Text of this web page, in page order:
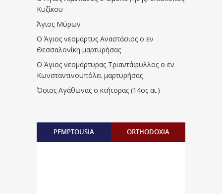
Κυζίκου
Άγιος Μύρων
Ο Άγιος νεομάρτυς Αναστάσιος ο εν
Θεσσαλονίκη μαρτυρήσας
Ο Άγιος νεομάρτυρας Τριαντάφυλλος ο εν
Κωνσταντινουπόλει μαρτυρήσας
Όσιος Αγάθωνας ο κτήτορας (14ος αι.)
PEMPTOUSIA ORTHODOXIA